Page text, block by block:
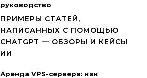
руководство
ПРИМЕРЫ СТАТЕЙ,
НАПИСАННЫХ С ПОМОЩЬЮ
CHATGPT — ОБЗОРЫ И КЕЙСЫ
ИИ
Аренда VPS-сервера: как